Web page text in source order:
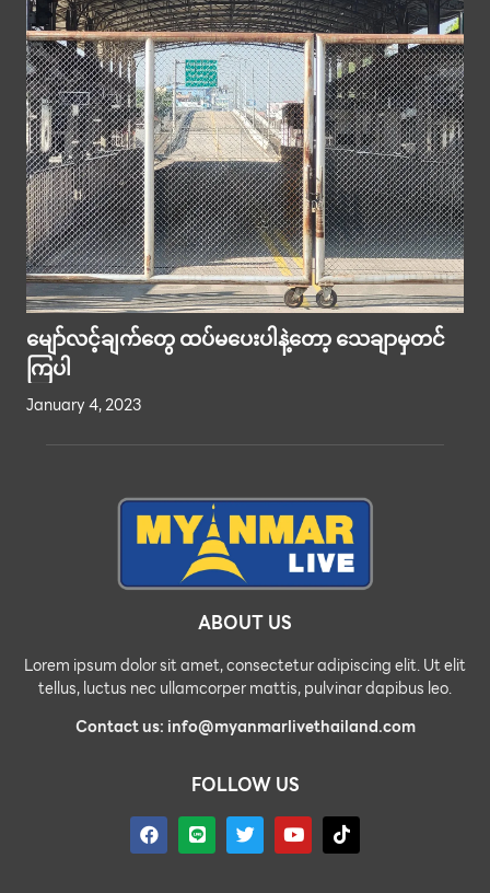
မျော်လင့်ချက်တွေ ထပ်မပေးပါနဲ့တော့ သေချာမှတင်
ကြပါ
January 4, 2023
ABOUT US
Lorem ipsum dolor sit amet, consectetur adipiscing elit. Ut elit
tellus, luctus nec ullamcorper mattis, pulvinar dapibus leo.
Contact us: info@myanmarlivethailand.com
FOLLOW US